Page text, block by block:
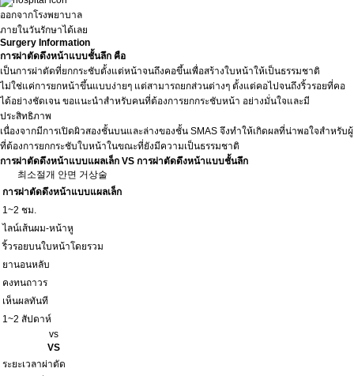
ออกจากโรงพยาบาล
ภายในวันรักษาได้เลย
Surgery Information
การผ่าตัดดึงหน้าแบบชั้นลึก คือ
เป็นการผ่าตัดที่ยกกระชับตั้งแต่หน้าจนถึงคอขึ้นเพื่อสร้างใบหน้าให้เป็นธรรมชาติ
ไม่ใช่แค่การยกหน้าขึ้นแบบง่ายๆ แต่สามารถยกส่วนต่างๆ ตั้งแต่คอไปจนถึงริ้วรอยที่คอ
ได้อย่างชัดเจน ขอแนะนำสำหรับคนที่ต้องการยกกระชับหน้า อย่างมั่นใจและมี
ประสิทธิภาพ
เนื่องจากมีการเปิดผิวสองชั้นบนและล่างของชั้น SMAS จึงทำให้เกิดผลที่น่าพอใจสำหรับผู้
ที่ต้องการยกกระชับใบหน้าในขณะที่ยังมีความเป็นธรรมชาติ
การผ่าตัดดึงหน้าแบบแผลเล็ก VS การผ่าตัดดึงหน้าแบบชั้นลึก
최소절개 안면 거상술
การผ่าตัดดึงหน้าแบบแผลเล็ก
1~2 ชม.
ไลน์เส้นผม-หน้าหู
ริ้วรอยบนใบหน้าโดยรวม
ยานอนหลับ
คงทนถาวร
เห็นผลทันที
1~2 สัปดาห์
vs
VS
ระยะเวลาผ่าตัด